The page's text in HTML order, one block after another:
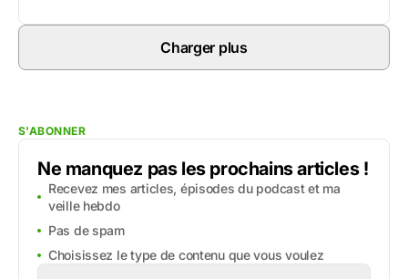
Charger plus
S'ABONNER
Ne manquez pas les prochains articles !
Recevez mes articles, épisodes du podcast et ma
veille hebdo
Pas de spam
Choisissez le type de contenu que vous voulez